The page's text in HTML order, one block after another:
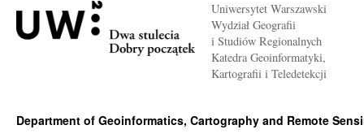
Uniwersytet Warszawski
Wydział Geografii
i Studiów Regionalnych
Katedra Geoinformatyki,
Kartografii i Teledetekcji
Department of Geoinformatics, Cartography and Remote